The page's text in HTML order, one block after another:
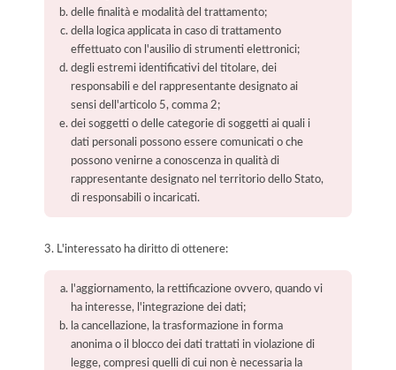
delle finalità e modalità del trattamento;
della logica applicata in caso di trattamento
effettuato con l'ausilio di strumenti elettronici;
degli estremi identificativi del titolare, dei
responsabili e del rappresentante designato ai
sensi dell'articolo 5, comma 2;
dei soggetti o delle categorie di soggetti ai quali i
dati personali possono essere comunicati o che
possono venirne a conoscenza in qualità di
rappresentante designato nel territorio dello Stato,
di responsabili o incaricati.
3. L'interessato ha diritto di ottenere:
l'aggiornamento, la rettificazione ovvero, quando vi
ha interesse, l'integrazione dei dati;
la cancellazione, la trasformazione in forma
anonima o il blocco dei dati trattati in violazione di
legge, compresi quelli di cui non è necessaria la